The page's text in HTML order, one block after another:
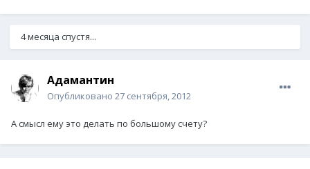
4 месяца спустя...
Адамантин
Опубликовано 27 сентября, 2012
А смысл ему это делать по большому счету?